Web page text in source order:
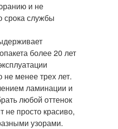
и не
срока службы
более 20 лет
не менее трех лет.
ламинации и
любой оттенок
не просто красиво,
узорами.